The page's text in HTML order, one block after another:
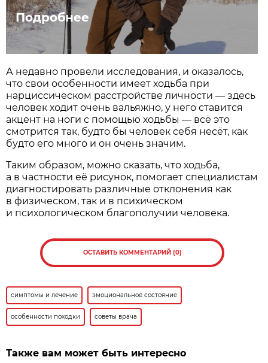
Подробнее
А недавно провели исследования, и оказалось,
что свои особенности имеет ходьба при
нарциссическом расстройстве личности — здесь
человек ходит очень вальяжно, у него ставится
акцент на ноги с помощью ходьбы — всё это
смотрится так, будто бы человек себя несёт, как
будто его много и он очень значим.
Таким образом, можно сказать, что ходьба,
а в частности её рисунок, помогает специалистам
диагностировать различные отклонения как
в физическом, так и в психическом
и психологическом благополучии человека.
ОСТАВИТЬ КОММЕНТАРИЙ (0)
симптомы и лечение эмоциональное состояние
особенности походки советы врача
Также вам может быть интересно